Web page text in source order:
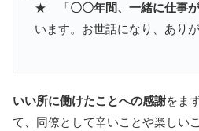
★ 「〇〇年間、一緒に仕事
います。お世話になり、あり
いい所に働けたことへの感謝をま
て、同僚として辛いことや楽しい